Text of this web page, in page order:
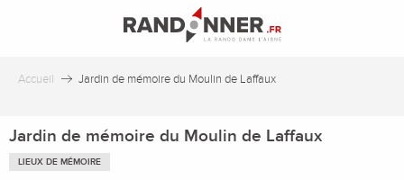
principal
Accueil Jardin de mémoire du Moulin de Laffaux
Jardin de mémoire du Moulin de Laffaux
LIEUX DE MÉMOIRE